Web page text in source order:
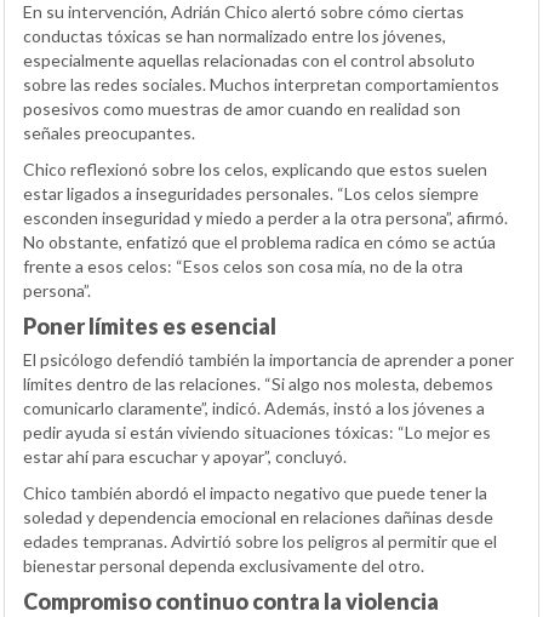
En su intervención, Adrián Chico alertó sobre cómo ciertas
conductas tóxicas se han normalizado entre los jóvenes,
especialmente aquellas relacionadas con el control absoluto
sobre las redes sociales. Muchos interpretan comportamientos
posesivos como muestras de amor cuando en realidad son
señales preocupantes.
Chico reflexionó sobre los celos, explicando que estos suelen
estar ligados a inseguridades personales. “Los celos siempre
esconden inseguridad y miedo a perder a la otra persona”, afirmó.
No obstante, enfatizó que el problema radica en cómo se actúa
frente a esos celos: “Esos celos son cosa mía, no de la otra
persona”.
Poner límites es esencial
El psicólogo defendió también la importancia de aprender a poner
límites dentro de las relaciones. “Si algo nos molesta, debemos
comunicarlo claramente”, indicó. Además, instó a los jóvenes a
pedir ayuda si están viviendo situaciones tóxicas: “Lo mejor es
estar ahí para escuchar y apoyar”, concluyó.
Chico también abordó el impacto negativo que puede tener la
soledad y dependencia emocional en relaciones dañinas desde
edades tempranas. Advirtió sobre los peligros al permitir que el
bienestar personal dependa exclusivamente del otro.
Compromiso continuo contra la violencia